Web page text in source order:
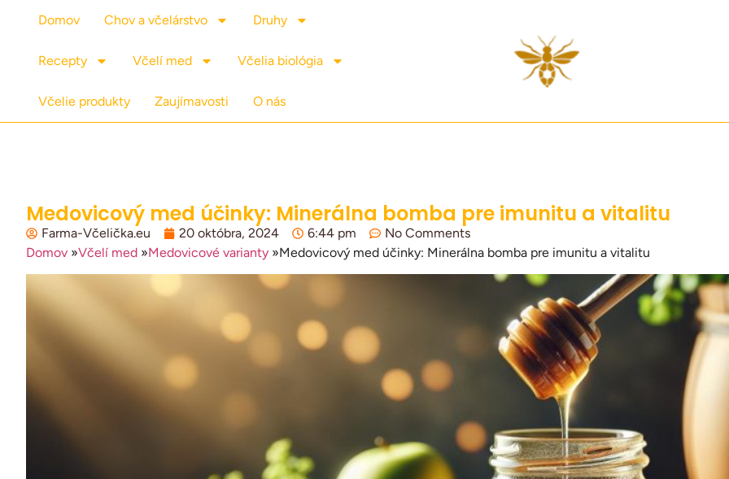
Domov Chov a včelárstvo Druhy
Recepty Včelí med Včelia biológia
Včelie produkty Zaujímavosti O nás
Medovicový med účinky: Minerálna bomba pre imunitu a vitalitu
Farma-Včelička.eu 20 októbra, 2024 6:44 pm
No Comments
Domov »Včelí med »Medovicové varianty »Medovicový med účinky: Minerálna bomba pre imunitu a vitalitu